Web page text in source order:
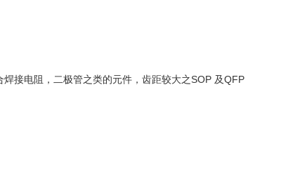
接电阻，二极管之类的元件，齿距较大之SOP 及QFP